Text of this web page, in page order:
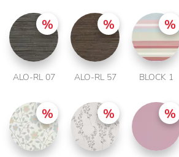
ALO-RL 07 ALO-RL 57 BLOCK 1